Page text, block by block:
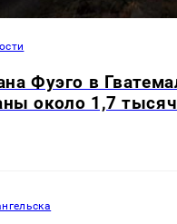
Фуэго в
около 1,7